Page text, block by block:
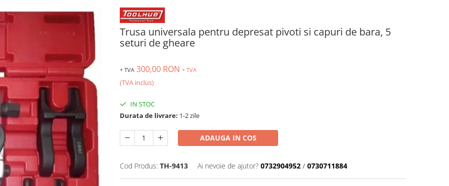
Trusa universala pentru depresat pivoti si capuri de bara, 5
seturi de gheare
+ TVA 300,00 RON + TVA
(TVA inclus)
IN STOC
Durata de livrare: 1-2 zile
ADAUGA IN COS
Cod Produs: TH-9413 Ai nevoie de ajutor? 0732904952 / 0730711884